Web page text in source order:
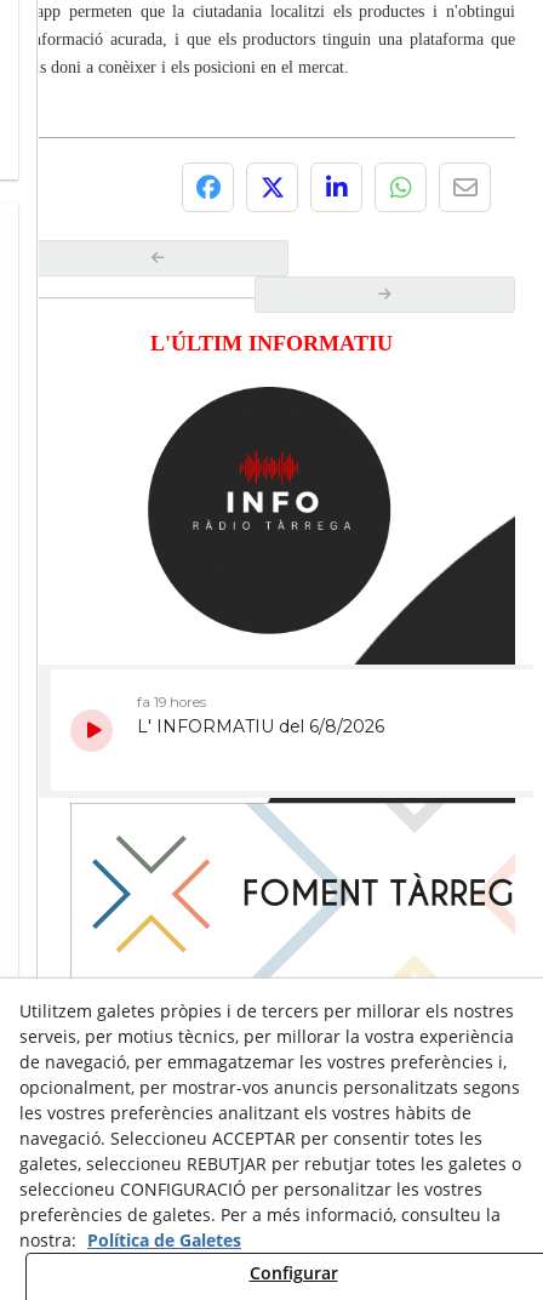
l'app permeten que la ciutadania localitzi els productes i n'obtingui
informació acurada, i que els productors tinguin una plataforma que
els doni a conèixer i els posicioni en el mercat.
L'ÚLTIM INFORMATIU
Utilitzem galetes pròpies i de tercers per millorar els nostres
serveis, per motius tècnics, per millorar la vostra experiència
de navegació, per emmagatzemar les vostres preferències i,
opcionalment, per mostrar-vos anuncis personalitzats segons
les vostres preferències analitzant els vostres hàbits de
navegació. Seleccioneu ACCEPTAR per consentir totes les
galetes, seleccioneu REBUTJAR per rebutjar totes les galetes o
seleccioneu CONFIGURACIÓ per personalitzar les vostres
preferències de galetes. Per a més informació, consulteu la
nostra: Política de Galetes
Configurar